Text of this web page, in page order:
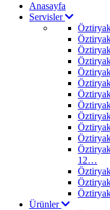
Anasayfa
Servisler
12…
Ürünler